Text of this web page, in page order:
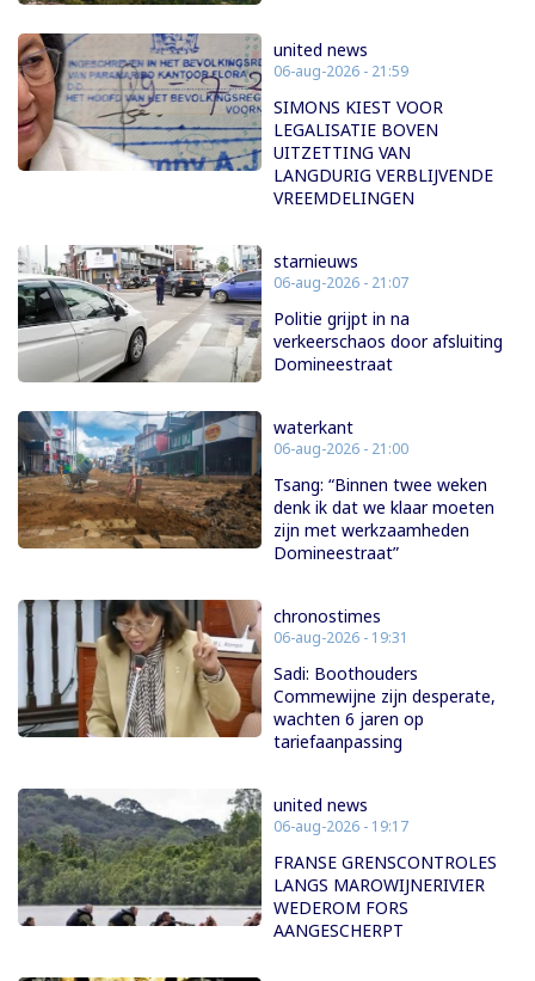
united news
06-aug-2026 - 21:59
SIMONS KIEST VOOR
LEGALISATIE BOVEN
UITZETTING VAN
LANGDURIG VERBLIJVENDE
VREEMDELINGEN
starnieuws
06-aug-2026 - 21:07
Politie grijpt in na
verkeerschaos door afsluiting
Domineestraat
waterkant
06-aug-2026 - 21:00
Tsang: “Binnen twee weken
denk ik dat we klaar moeten
zijn met werkzaamheden
Domineestraat”
chronostimes
06-aug-2026 - 19:31
Sadi: Boothouders
Commewijne zijn desperate,
wachten 6 jaren op
tariefaanpassing
united news
06-aug-2026 - 19:17
FRANSE GRENSCONTROLES
LANGS MAROWIJNERIVIER
WEDEROM FORS
AANGESCHERPT